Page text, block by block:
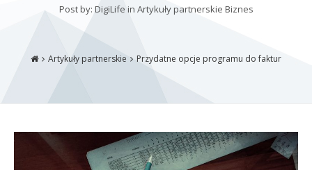
Post by: DigiLife in Artykuły partnerskie Biznes
Artykuły partnerskie Przydatne opcje programu do faktur